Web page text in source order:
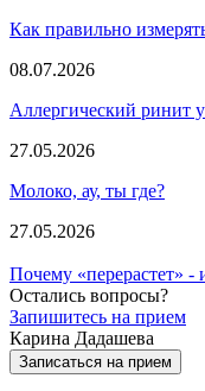
Как правильно
08.07.2026
Аллергический ринит
27.05.2026
Молоко, ау, ты где?
27.05.2026
Почему «перерастет» -
Остались вопросы?
Запишитесь на прием
Карина Дадашева
Записаться на прием